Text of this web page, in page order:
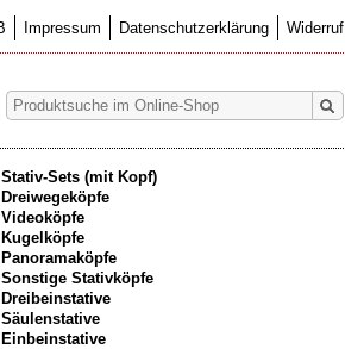
Impressum Datenschutzerklärung Widerruf
Stativ-Sets (mit Kopf)
Dreiwegeköpfe
Videoköpfe
Kugelköpfe
Panoramaköpfe
Sonstige Stativköpfe
Dreibeinstative
Säulenstative
Einbeinstative